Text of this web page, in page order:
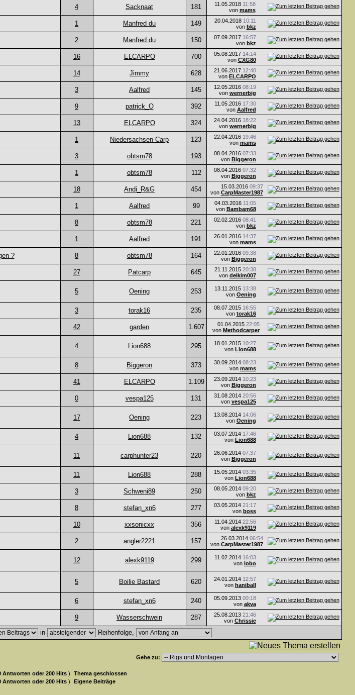
4 Sacknaat 181 11.05.2018 11:58
von mams
1 Manfred du 149 20.04.2018 10:11
von bkz
2 Manfred du 150 07.09.2017 16:57
von bkz
16 ELCARPO 700 05.08.2017 14:14
von CXG80
14 Jimmy 628 21.06.2017 12:40
von ELCARPO
3 Aalfred 145 12.05.2016 08:19
von wernerbig
9 patrick_O 392 11.05.2016 17:30
von Aalfred
13 ELCARPO 324 24.04.2016 18:22
von wernerbig
1 Niedersachsen Carp 123 22.04.2016 19:46
von mams
3 obtsm78 193 08.04.2016 07:33
von Biggeron
1 obtsm78 112 08.04.2016 07:32
von Biggeron
18 Andi_R&G 454 15.03.2016 09:37
von CarpMaster1987
1 Aalfred 99 04.03.2016 11:05
von Bambam68
8 obtsm78 221 02.02.2016 08:41
von bkz
1 Aalfred 191 26.01.2016 14:37
von mams
? 8 obtsm78 164 22.01.2016 09:38
von Biggeron
27 Patcarp 645 21.11.2015 20:38
von delkim007
5 Oening 253 13.11.2015 13:38
von Oening
3 torak16 235 08.07.2015 16:55
von torak16
42 garden 1.607 01.04.2015 22:05
von Methodcarper
4 Lion688 295 18.01.2015 10:27
von Lion688
8 Biggeron 373 30.09.2014 08:23
von mams
41 ELCARPO 1.109 23.09.2014 10:23
von Biggeron
0 vespa125 131 31.08.2014 20:56
von vespa125
17 Oening 223 13.08.2014 14:06
von Oening
4 Lion688 132 03.07.2014 17:46
von Lion688
11 carphunter23 220 26.06.2014 07:37
von Biggeron
11 Lion688 288 15.05.2014 03:35
von Lion688
3 Schweni89 250 08.05.2014 09:20
von bkz
8 stefan_xn6 277 03.05.2014 21:17
von boss
10 xxsonicxx 356 11.04.2014 22:56
von alexk9119
2 angler2221 157 26.03.2014 06:54
von CarpMaster1987
12 alexk9119 299 11.02.2014 16:03
von lobo
5 Boilie Bastard 620 24.01.2014 12:57
von haniball
6 stefan_xn6 240 05.09.2013 00:18
von akva
9 Wasserschwein 287 25.08.2013 21:46
von Chrissie
in Reihenfolge,
Gehe zu:
Antworten oder 200 Hits )
Thema geschlossen
Antworten oder 200 Hits ) Eigene Beiträge